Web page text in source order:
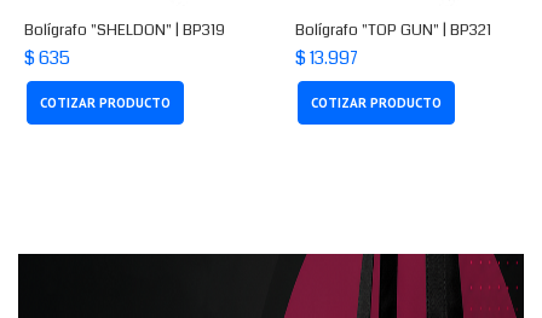
Bolígrafo "SHELDON" | BP319
$ 635
COTIZAR PRODUCTO
Bolígrafo "TOP GUN" | BP321
$ 13.997
COTIZAR PRODUCTO